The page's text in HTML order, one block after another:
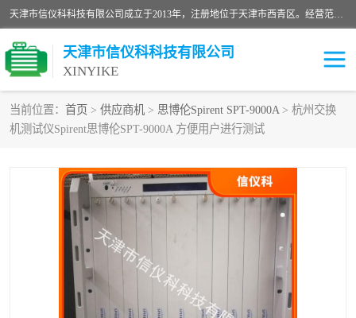
天津市信仪科科技有限公司成立于2013年，注册地位于天津市西青区。经营范围包括计算机软件、电子产品、仪器技术开发、技术转让、技术咨询、技术服务、网络工程、电子监控工程安装等；主要产品有：网络流量测试仪、Ixia XM2、XM12、XGS2、XGS12、400T、1600T、X16网络协议分析仪，Agilent N2X 等等各种型号，欢迎来电咨询。
天津市信仪科科技有限公司
XINYIKE
当前位置： 首页 > 供应商机 > 思博伦Spirent SPT-9000A > 杭州交换
机测试仪Spirent思博伦SPT-9000A 方便用户进行测试
思博伦Spirent C50 思博伦Spirent C1
思博伦Spirent C100 思博伦Spirent N4U
思博伦Spirent N11U 思博伦Spirent SPT-2U
思博伦600B 思博伦SPT-2000A-HS
思博伦Spirent SPT-3U 思博伦TestCenter